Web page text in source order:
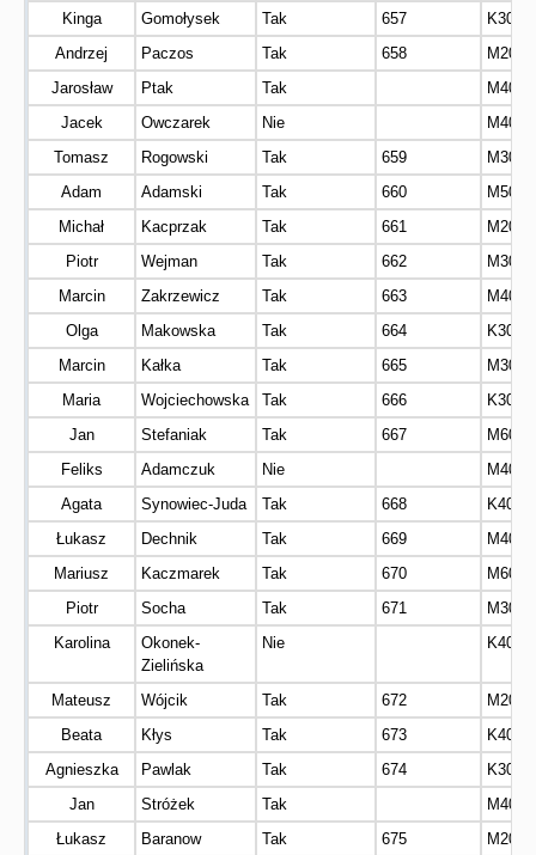
Kinga
Gomołysek Tak 657
K30
Andrzej
Paczos Tak 658
M20
Jarosław
Ptak Tak
M40
Jacek
Owczarek Nie
M40
Tomasz
Rogowski Tak 659
M30
Adam
Adamski Tak 660
M50
Michał
Kacprzak Tak 661
M20
Piotr
Wejman Tak 662
M30
Marcin
Zakrzewicz Tak 663
M40
Olga
Makowska Tak 664
K30
Marcin
Kałka Tak 665
M30
Maria
Wojciechowska Tak 666
K30
Jan
Stefaniak Tak 667
M60
Feliks
Adamczuk Nie
M40
Agata
Synowiec-Juda Tak 668
K40
Łukasz
Dechnik Tak 669
M40
Mariusz
Kaczmarek Tak 670
M60
Piotr
Socha Tak 671
M30
Karolina
Okonek-
Zielińska
Nie K40
Mateusz Wójcik Tak 672
M20
Beata
Kłys Tak 673
K40
Agnieszka
Pawlak Tak 674
K30
Jan
Stróżek Tak
M40
Łukasz
Baranow Tak 675
M20